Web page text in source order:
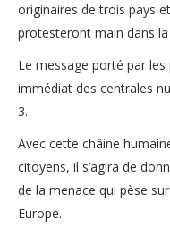
originaires de trois pays
protesteront main dans
Le message porté par les
immédiat des centrales
3.
Avec cette châine
citoyens, il s’agira de
de la menace qui pèse
Europe.